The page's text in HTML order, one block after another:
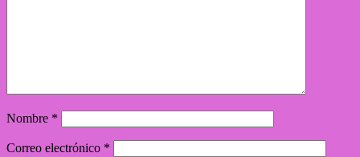
Nombre *
Correo electrónico *